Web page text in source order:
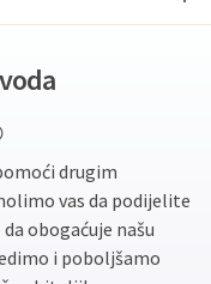
drugim
vas da podijelite
obogaćuje našu
i poboljšamo